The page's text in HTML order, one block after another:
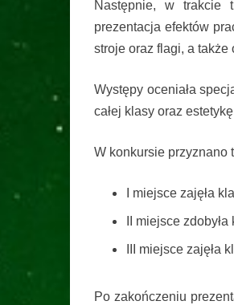
Następnie, w trakcie
prezentacja efektów
stroje oraz flagi, a także
Występy oceniała
całej klasy oraz
W konkursie przyznano
I miejsce zajęła
II miejsce
III miejsce zajęła
Po zakończeniu